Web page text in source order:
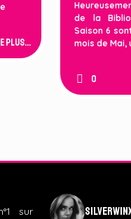
plus...
de la
Saison 6
mois de Mai,
0
sur